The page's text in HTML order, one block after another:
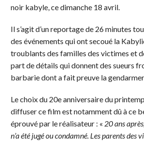
noir kabyle, ce dimanche 18 avril.
Il s’agit d’un reportage de 26 minutes
des événements qui ont secoué la
troublants des familles des victimes et
part de détails qui donnent des sueurs
barbarie dont a fait preuve la
Le choix du 20e anniversaire du
diffuser ce film est notamment dû à ce
éprouvé par le réalisateur : « 20 ans
n’a été jugé ou condamné. Les parents des